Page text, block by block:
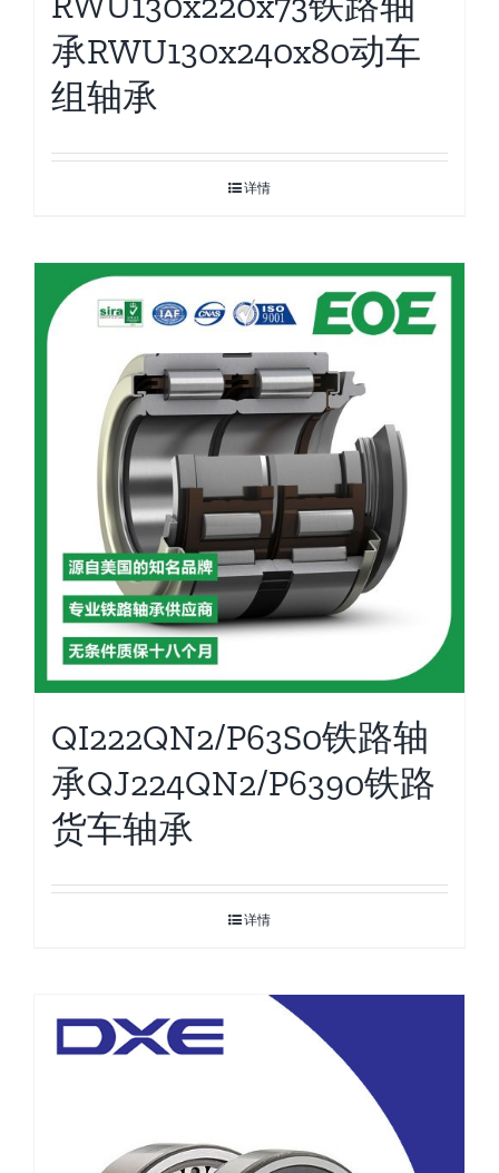
承RWU130x240x80动车
组轴承
详情
QI222QN2/P63S0铁路轴
承QJ224QN2/P6390铁路
货车轴承
详情